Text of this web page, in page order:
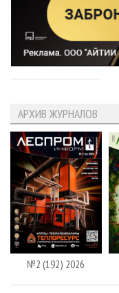
АРХИВ ЖУРНАЛОВ
№2 (192) 2026